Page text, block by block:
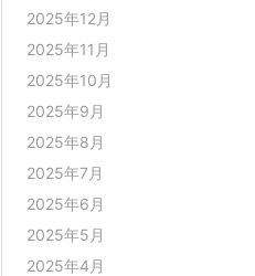
2025年12月
2025年11月
2025年10月
2025年9月
2025年8月
2025年7月
2025年6月
2025年5月
2025年4月